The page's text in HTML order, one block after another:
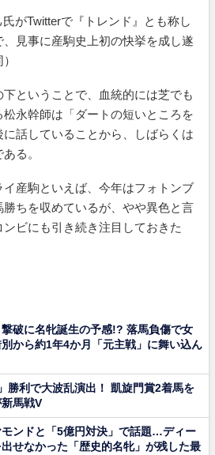
がTwitterで『トレンド』とも称し
見事に産駒史上初の快挙を成し遂
ということで、血統的には芝でも
永幹師は「ダートの短いところを
話していることから、しばらくは
る。
産駒といえば、今年はフォトンブ
ちを収めているが、やや異色と言
ビにも引き続き注目しておきた
破に名牝誕生の予感!? 落馬負傷で女
から約1年4か月「元主戦」に舞い込ん
勝利で大波乱演出！ 凱旋門賞2着馬を
馬戦V
ンドと「5億円対決」で話題…ディー
せなかった「歴史的名牝」が残した最